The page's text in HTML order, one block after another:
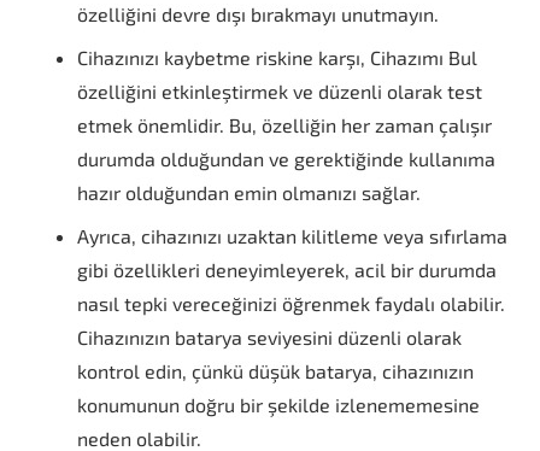
özelliğini devre dışı bırakmayı unutmayın.
Cihazınızı kaybetme riskine karşı, Cihazımı Bul
özelliğini etkinleştirmek ve düzenli olarak test
etmek önemlidir. Bu, özelliğin her zaman çalışır
durumda olduğundan ve gerektiğinde kullanıma
hazır olduğundan emin olmanızı sağlar.
Ayrıca, cihazınızı uzaktan kilitleme veya sıfırlama
gibi özellikleri deneyimleyerek, acil bir durumda
nasıl tepki vereceğinizi öğrenmek faydalı olabilir.
Cihazınızın batarya seviyesini düzenli olarak
kontrol edin, çünkü düşük batarya, cihazınızın
konumunun doğru bir şekilde izlenememesine
neden olabilir.